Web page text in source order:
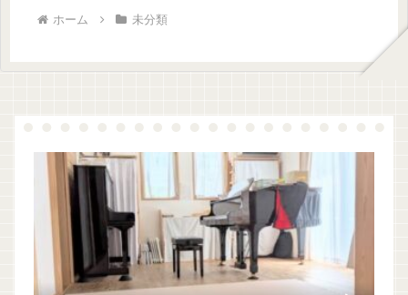
ホーム 未分類